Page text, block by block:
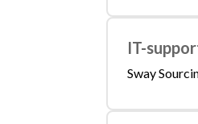
IT-
Sway